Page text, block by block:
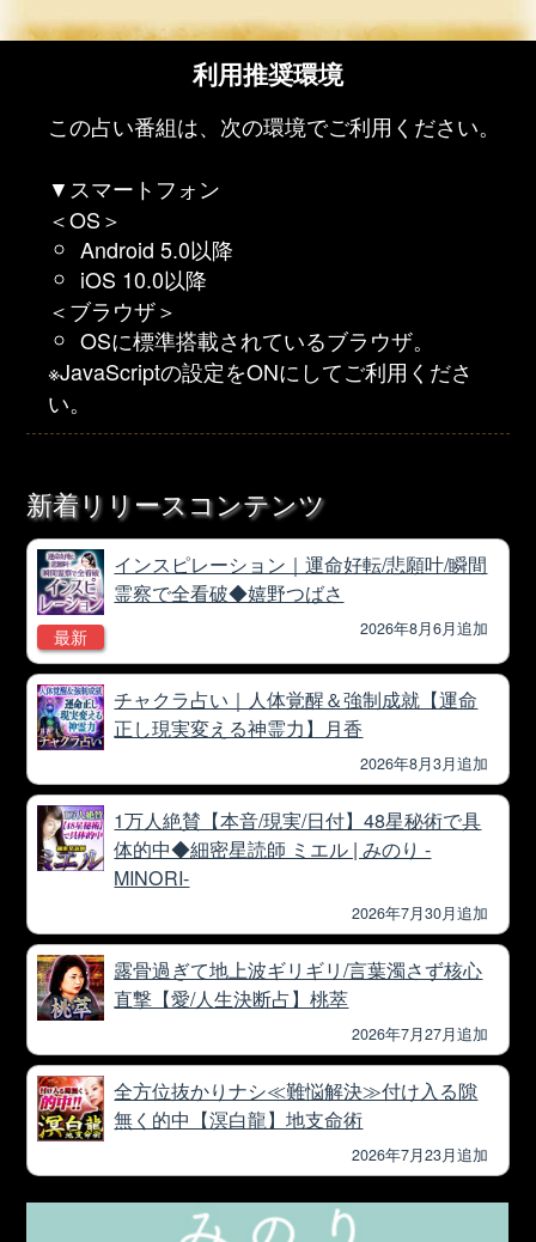
利用推奨環境
この占い番組は、次の環境でご利用ください。
▼スマートフォン
＜OS＞
Android 5.0以降
iOS 10.0以降
＜ブラウザ＞
OSに標準搭載されているブラウザ。
※JavaScriptの設定をONにしてご利用くださ
い。
新着リリースコンテンツ
最新
インスピレーション｜運命好転/悲願叶/瞬間
霊察で全看破◆嬉野つばさ
2026年8月6月追加
チャクラ占い｜人体覚醒＆強制成就【運命
正し現実変える神霊力】月香
2026年8月3月追加
1万人絶賛【本音/現実/日付】48星秘術で具
体的中◆細密星読師 ミエル | みのり -
MINORI-
2026年7月30月追加
露骨過ぎて地上波ギリギリ/言葉濁さず核心
直撃【愛/人生決断占】桃萃
2026年7月27月追加
全方位抜かりナシ≪難悩解決≫付け入る隙
無く的中【溟白龍】地支命術
2026年7月23月追加